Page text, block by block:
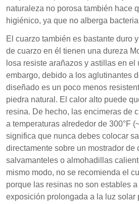
naturaleza no porosa también hace
higiénico, ya que no alberga
El cuarzo también es bastante duro
de cuarzo en él tienen una dureza
losa resiste arañazos y astillas en el
embargo, debido a los aglutinantes
diseñado es un poco menos
piedra natural. El calor alto puede
resina. De hecho, las encimeras de
a temperaturas alrededor de 300°F
significa que nunca debes colocar
directamente sobre un mostrador de
salvamanteles o almohadillas
mismo modo, no se recomienda el
porque las resinas no son estables
exposición prolongada a la luz solar